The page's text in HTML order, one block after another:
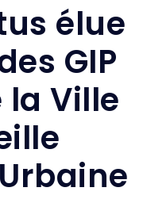
élue
GIP
la Ville